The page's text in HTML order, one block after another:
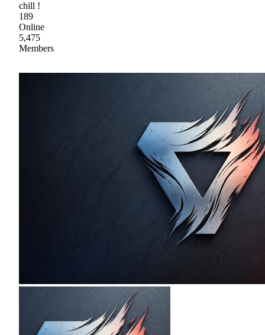
chill !
189
Online
5,475
Members